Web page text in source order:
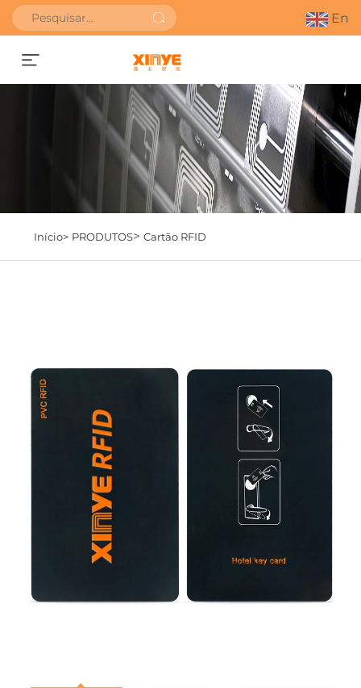
En
Obter orçamento
Início> PRODUTOS> Cartão RFID